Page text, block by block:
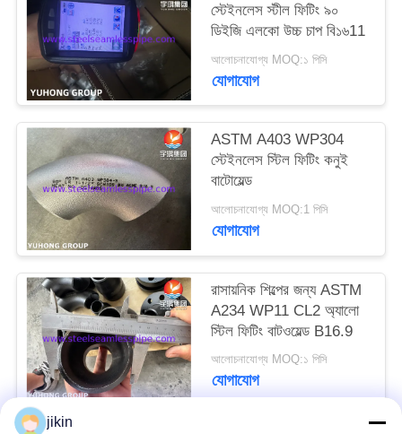
ম্যাপ
PRIVACY
POLICY
স্টেইনলেস স্টীল ফিটিং ৯০
ডিইজি এলকো উচ্চ চাপ বি১৬11
আলোচনাযোগ্য MOQ:১ পিসি
যোগাযোগ
ASTM A403 WP304
স্টেইনলেস স্টিল ফিটিং কনুই
বাটোয়েল্ড
আলোচনাযোগ্য MOQ:1 পিসি
যোগাযোগ
রাসায়নিক শিল্পের জন্য ASTM
A234 WP11 CL2 অ্যালাে
স্টিল ফিটিং বাটওয়েল্ড B16.9
আলোচনাযোগ্য MOQ:১ পিসি
যোগাযোগ
jikin